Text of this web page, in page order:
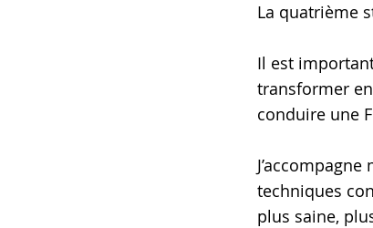
La quatrième
Il est
transformer
conduire une
techniques
plus saine,